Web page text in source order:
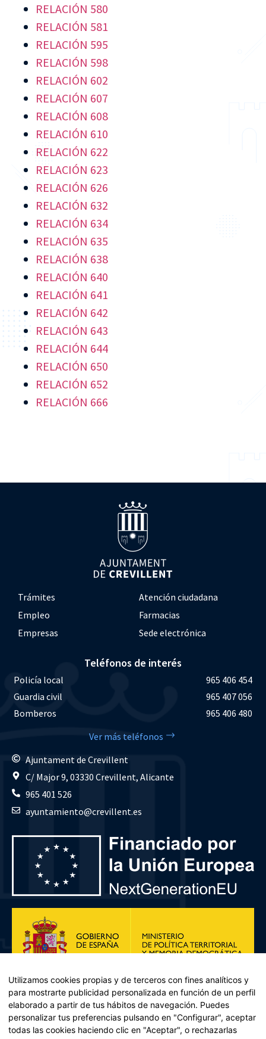
RELACIÓN 580
RELACIÓN 581
RELACIÓN 595
RELACIÓN 598
RELACIÓN 602
RELACIÓN 607
RELACIÓN 608
RELACIÓN 610
RELACIÓN 622
RELACIÓN 623
RELACIÓN 626
RELACIÓN 632
RELACIÓN 634
RELACIÓN 635
RELACIÓN 638
RELACIÓN 640
RELACIÓN 641
RELACIÓN 642
RELACIÓN 643
RELACIÓN 644
RELACIÓN 650
RELACIÓN 652
RELACIÓN 666
Trámites
Atención ciudadana
Empleo
Farmacias
Empresas
Sede electrónica
Teléfonos de interés
Policía local
965 406 454
Guardia civil
965 407 056
Bomberos
965 406 480
Ver más teléfonos
Ajuntament de Crevillent
C/ Major 9, 03330 Crevillent, Alicante
965 401 526
ayuntamiento@crevillent.es
Utilizamos cookies propias y de terceros con fines analíticos y
para mostrarte publicidad personalizada en función de un perfil
elaborado a partir de tus hábitos de navegación. Puedes
personalizar tus preferencias pulsando en "Configurar", aceptar
todas las cookies haciendo clic en "Aceptar", o rechazarlas